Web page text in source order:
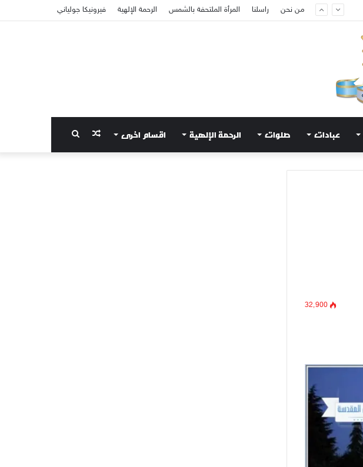
من نحن راسلنا المرأة الملتحفة بالشمس الرحمة الإلهية فيرونيكا جولياني
عبادات صلوات الرحمة الإلهية اقسام اخرى بحث مقال
32٬900